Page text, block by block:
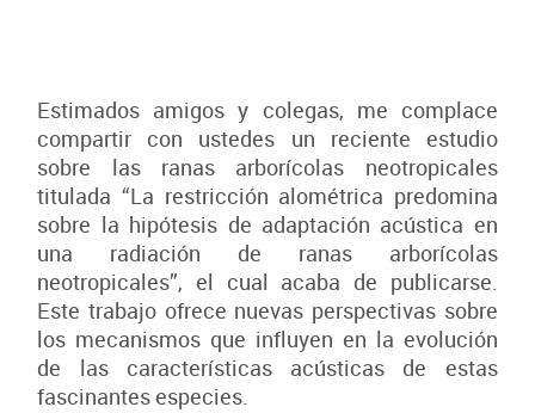
Estimados amigos y colegas, me complace
compartir con ustedes un reciente estudio
sobre las ranas arborícolas neotropicales
titulada “La restricción alométrica predomina
sobre la hipótesis de adaptación acústica en
una radiación de ranas arborícolas
neotropicales”, el cual acaba de publicarse.
Este trabajo ofrece nuevas perspectivas sobre
los mecanismos que influyen en la evolución
de las características acústicas de estas
fascinantes especies.